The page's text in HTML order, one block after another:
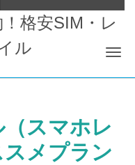
格安SIM・レ
ル
スマホレ
メプラン